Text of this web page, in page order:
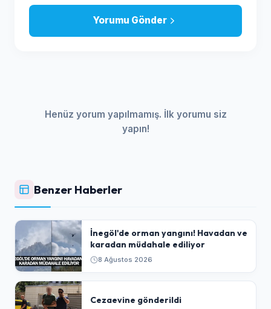
Yorumu Gönder
Henüz yorum yapılmamış. İlk yorumu siz
yapın!
Benzer Haberler
İnegöl'de orman yangını! Havadan ve
karadan müdahale ediliyor
8 Ağustos 2026
Cezaevine gönderildi